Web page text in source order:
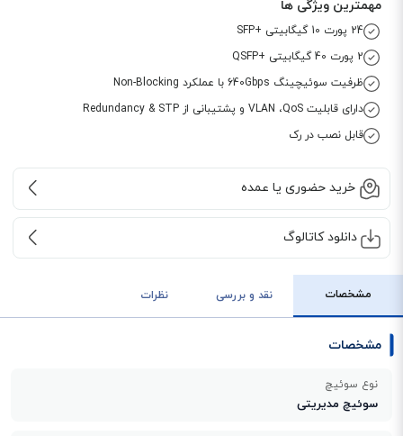
مهمترین ویژگی ها
24 پورت 10 گیگابیتی +SFP
2 پورت 40 گیگابیتی +QSFP
ظرفیت سوئیچینگ 640Gbps با عملکرد Non-Blocking
دارای قابلیت VLAN ،QoS و پشتیبانی از Redundancy & STP
قابل نصب در رک
خرید حضوری یا عمده
دانلود کاتالوگ
مشخصات نقد و بررسی نظرات
مشخصات
نوع سوئیچ
سوئیچ مدیریتی